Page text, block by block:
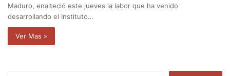
Maduro, enalteció este jueves la labor que ha venido
desarrollando el Instituto…
Ver Mas »